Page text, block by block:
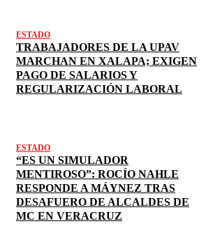
ESTADO
TRABAJADORES DE LA UPAV
MARCHAN EN XALAPA; EXIGEN
PAGO DE SALARIOS Y
REGULARIZACIÓN LABORAL
ESTADO
“ES UN SIMULADOR
MENTIROSO”: ROCÍO NAHLE
RESPONDE A MÁYNEZ TRAS
DESAFUERO DE ALCALDES DE
MC EN VERACRUZ